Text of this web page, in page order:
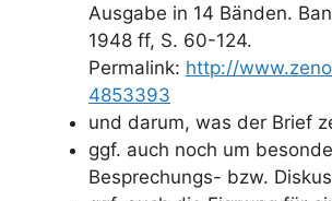
Ausgabe in 14 Bänden.
1948 ff, S. 60-124.
Permalink: http://
4853393
und darum, was der Brief
ggf. auch noch um
Besprechungs- bzw.